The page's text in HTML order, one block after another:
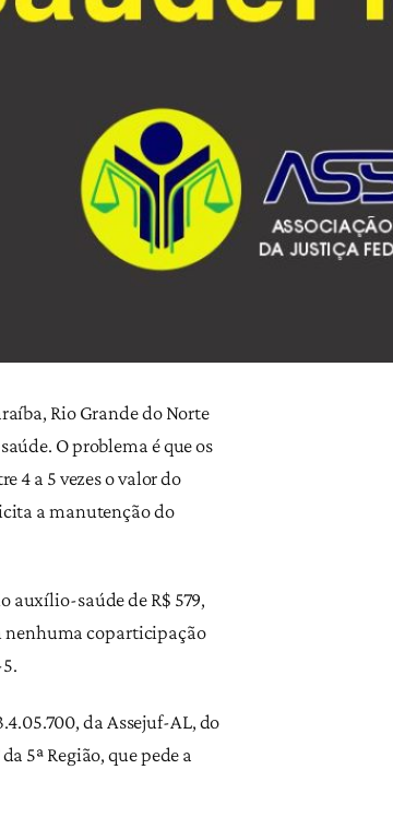
Rio Grande do Norte
O problema é que os
4 a 5 vezes o valor do
a manutenção do
auxílio-saúde de R$ 579,
nenhuma coparticipação
da Assejuf-AL, do
5ª Região, que pede a